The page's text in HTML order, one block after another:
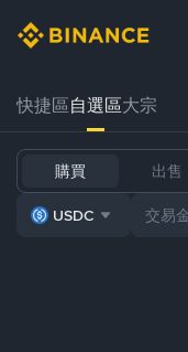
快捷區自選區大宗
購買 出售
USDC